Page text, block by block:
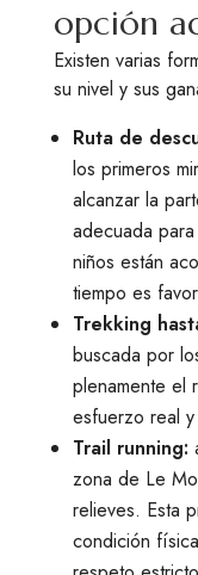
opción
Existen varias
su nivel y sus
Ruta de
los primeros
alcanzar la
adecuada
niños están
tiempo es
Trekking
buscada por
plenamente el
esfuerzo real y
Trail running:
zona de Le
relieves. Esta
condición